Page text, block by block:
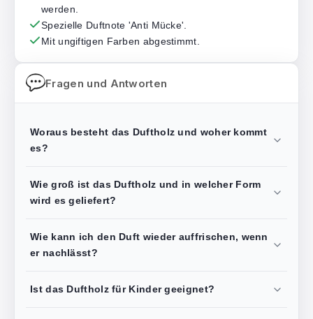
werden.
Spezielle Duftnote 'Anti Mücke'.
Mit ungiftigen Farben abgestimmt.
Fragen und Antworten
Woraus besteht das Duftholz und woher kommt
es?
Wie groß ist das Duftholz und in welcher Form
wird es geliefert?
Wie kann ich den Duft wieder auffrischen, wenn
er nachlässt?
Ist das Duftholz für Kinder geeignet?